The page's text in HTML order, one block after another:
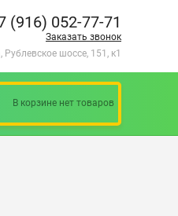
(916) 052-77-71
Заказать звонок
Рублевское шоссе, 151, к1
В корзине нет товаров